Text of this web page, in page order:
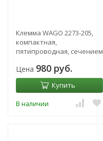
Клемма WAGO 2273-205,
компактная,
пятипроводная, сечением
набор 100 шт
Цена 980 руб.
Купить
В наличии